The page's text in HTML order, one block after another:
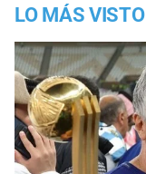
LO MÁS VISTO